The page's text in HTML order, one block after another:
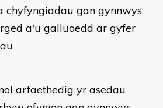
chyfyngiadau gan gynnwys
a'u galluoedd ar gyfer
arfaethedig yr asedau